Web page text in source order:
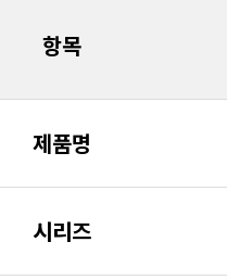
항목
제품명
시리즈